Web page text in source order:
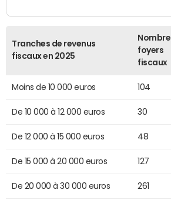
Tranches de revenus
fiscaux en 2025
foyers
fiscaux
Moins de 10 000 euros 104
De 10 000 à 12 000 euros 30
De 12 000 à 15 000 euros 48
De 15 000 à 20 000 euros 127
De 20 000 à 30 000 euros 261